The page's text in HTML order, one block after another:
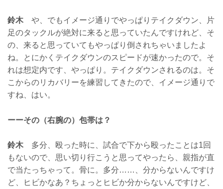
鈴木 や、でもイメージ通りでやっぱりテイクダウン、片
足のタックルが絶対に来ると思っていたんですけれど、そ
の、来ると思っていてもやっぱり倒されちゃいましたよ
ね。とにかくテイクダウンのスピードが速かったので。そ
れは想定内です、やっぱり。テイクダウンされるのは。そ
こからのリカバリーを練習してきたので、イメージ通りで
すね、はい。
ーーその（右腕の）包帯は？
鈴木 多分、殴った時に、試合で下から殴ったことは1回
もないので、思い切り行こうと思ってやったら、親指が直
で当たっちゃって。骨に。多分……、分からないんですけ
ど、ヒビかなあ？ちょっとヒビか分からないんですけど、